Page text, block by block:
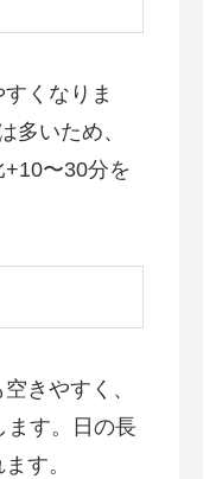
くなりま
多いため、
〜30分を
きやすく、
ます。日の長
す。